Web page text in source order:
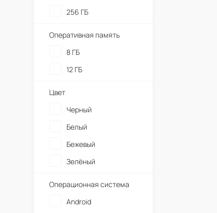
256 ГБ
Оперативная память
8 ГБ
12 ГБ
Цвет
Черный
Белый
Бежевый
Зелёный
Операционная система
Android